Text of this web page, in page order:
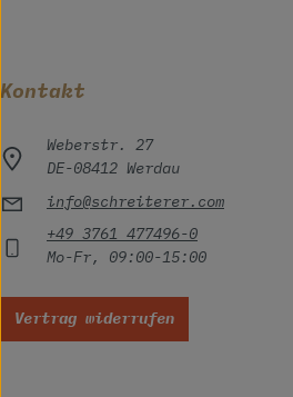
Kontakt
Weberstr. 27
DE-08412 Werdau
info@schreiterer.com
+49 3761 477496-0
Mo-Fr, 09:00-15:00
Vertrag widerrufen